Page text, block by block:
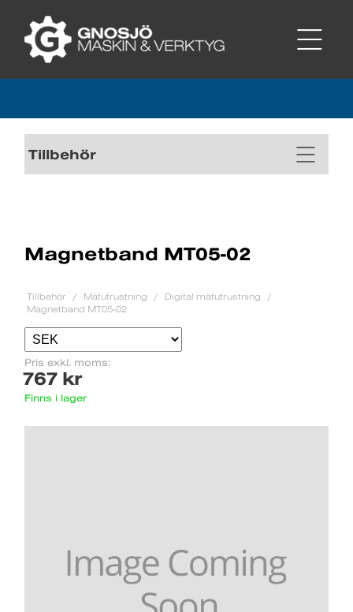
Tillbehör
Magnetband MT05-02
Tillbehör Mätutrustning
Digital mätutrustning
Magnetband MT05-02
Pris exkl. moms:
767 kr
Finns i lager